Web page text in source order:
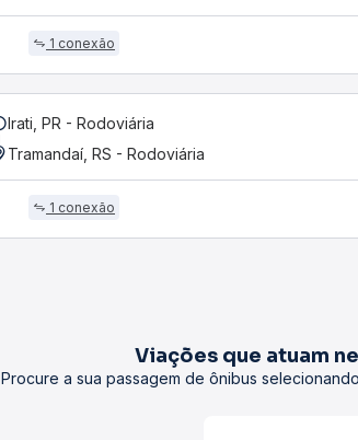
1 conexão
Irati, PR - Rodoviária
Tramandaí, RS - Rodoviária
1 conexão
Viações que atuam
Procure a sua passagem de ônibus